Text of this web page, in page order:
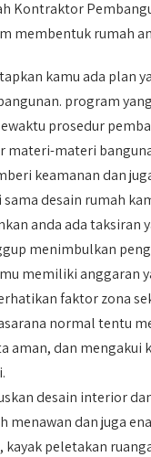
Kontraktor
membentuk rumah
kamu ada plan
program
prosedur
materi-materi
keamanan dan
desain rumah
anda ada
menimbulkan
memiliki anggaran
faktor zona
normal tentu
aman, dan mengakui
desain interior
menawan dan juga
kayak peletakan